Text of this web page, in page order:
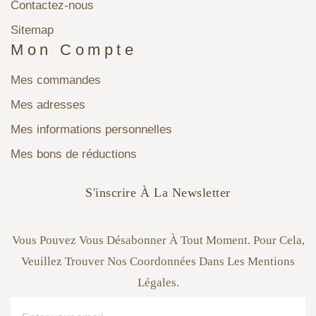
Contactez-nous
Sitemap
Mon Compte
Mes commandes
Mes adresses
Mes informations personnelles
Mes bons de réductions
S'inscrire À La Newsletter
Vous Pouvez Vous Désabonner À Tout Moment. Pour Cela,
Veuillez Trouver Nos Coordonnées Dans Les Mentions
Légales.